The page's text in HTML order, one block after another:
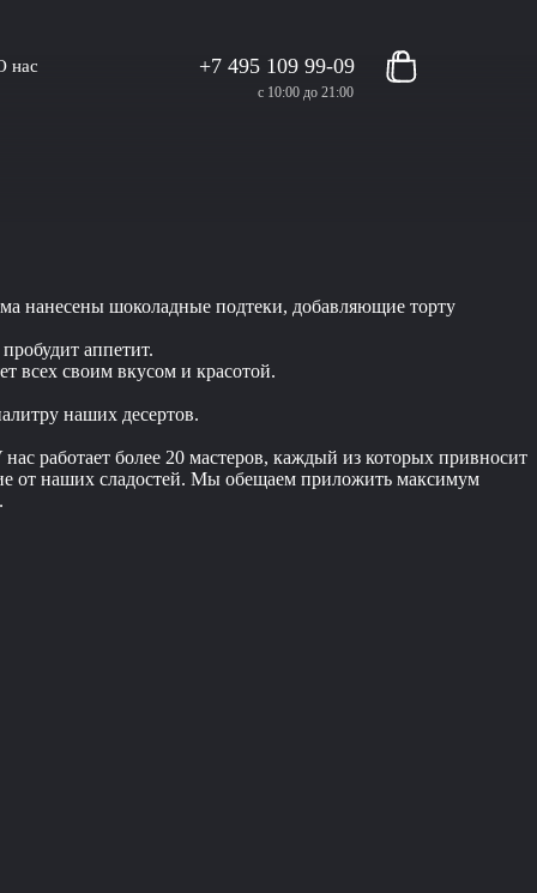
нас +7 495 109 99-09
с 10:00 до 21:00
нанесены шоколадные подтеки, добавляющие торту
аппетит.
всех своим вкусом и красотой.
наших десертов.
работает более 20 мастеров, каждый из которых привносит
от наших сладостей. Мы обещаем приложить максимум